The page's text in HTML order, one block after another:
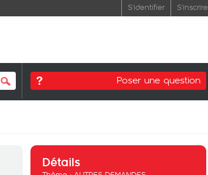
S'identifier S'inscrire
Poser une question
Détails